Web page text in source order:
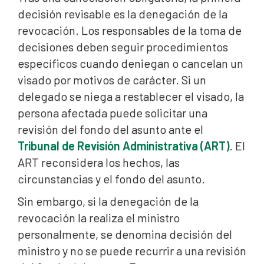
decisión revisable es la denegación de la
revocación. Los responsables de la toma de
decisiones deben seguir procedimientos
específicos cuando deniegan o cancelan un
visado por motivos de carácter. Si un
delegado se niega a restablecer el visado, la
persona afectada puede solicitar una
revisión del fondo del asunto ante el
Tribunal de Revisión Administrativa (ART). El
ART reconsidera los hechos, las
circunstancias y el fondo del asunto.
Sin embargo, si la denegación de la
revocación la realiza el ministro
personalmente, se denomina decisión del
ministro y no se puede recurrir a una revisión